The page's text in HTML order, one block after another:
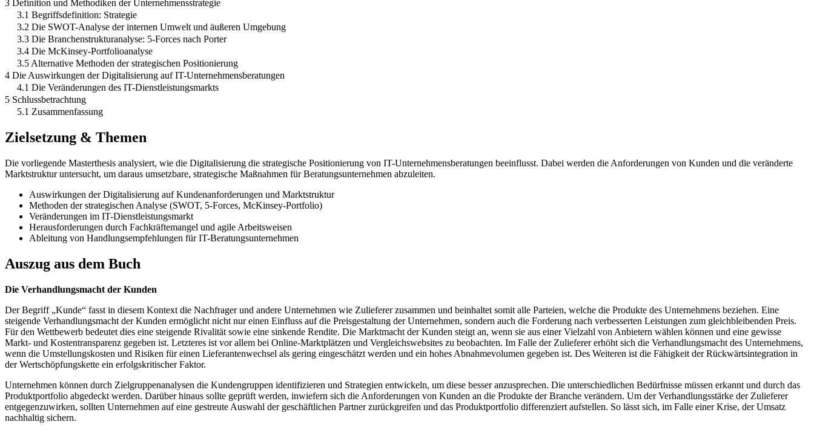
3 Definition und Methodiken der Unternehmensstrategie
3.1 Begriffsdefinition: Strategie
3.2 Die SWOT-Analyse der internen Umwelt und äußeren Umgebung
3.3 Die Branchenstrukturanalyse: 5-Forces nach Porter
3.4 Die McKinsey-Portfolioanalyse
3.5 Alternative Methoden der strategischen Positionierung
4 Die Auswirkungen der Digitalisierung auf IT-Unternehmensberatungen
4.1 Die Veränderungen des IT-Dienstleistungsmarkts
5 Schlussbetrachtung
5.1 Zusammenfassung
Zielsetzung & Themen
Die vorliegende Masterthesis analysiert, wie die Digitalisierung die strategische Positionierung von IT-Unternehmensberatungen beeinflusst. Dabei werden die Anforderungen von Kunden und die veränderte
Marktstruktur untersucht, um daraus umsetzbare, strategische Maßnahmen für Beratungsunternehmen abzuleiten.
Auswirkungen der Digitalisierung auf Kundenanforderungen und Marktstruktur
Methoden der strategischen Analyse (SWOT, 5-Forces, McKinsey-Portfolio)
Veränderungen im IT-Dienstleistungsmarkt
Herausforderungen durch Fachkräftemangel und agile Arbeitsweisen
Ableitung von Handlungsempfehlungen für IT-Beratungsunternehmen
Auszug aus dem Buch
Die Verhandlungsmacht der Kunden
Der Begriff „Kunde“ fasst in diesem Kontext die Nachfrager und andere Unternehmen wie Zulieferer zusammen und beinhaltet somit alle Parteien, welche die Produkte des Unternehmens beziehen. Eine
steigende Verhandlungsmacht der Kunden ermöglicht nicht nur einen Einfluss auf die Preisgestaltung der Unternehmen, sondern auch die Forderung nach verbesserten Leistungen zum gleichbleibenden Preis.
Für den Wettbewerb bedeutet dies eine steigende Rivalität sowie eine sinkende Rendite. Die Marktmacht der Kunden steigt an, wenn sie aus einer Vielzahl von Anbietern wählen können und eine gewisse
Markt- und Kostentransparenz gegeben ist. Letzteres ist vor allem bei Online-Marktplätzen und Vergleichswebsites zu beobachten. Im Falle der Zulieferer erhöht sich die Verhandlungsmacht des Unternehmens,
wenn die Umstellungskosten und Risiken für einen Lieferantenwechsel als gering eingeschätzt werden und ein hohes Abnahmevolumen gegeben ist. Des Weiteren ist die Fähigkeit der Rückwärtsintegration in
der Wertschöpfungskette ein erfolgskritischer Faktor.
Unternehmen können durch Zielgruppenanalysen die Kundengruppen identifizieren und Strategien entwickeln, um diese besser anzusprechen. Die unterschiedlichen Bedürfnisse müssen erkannt und durch das
Produktportfolio abgedeckt werden. Darüber hinaus sollte geprüft werden, inwiefern sich die Anforderungen von Kunden an die Produkte der Branche verändern. Um der Verhandlungsstärke der Zulieferer
entgegenzuwirken, sollten Unternehmen auf eine gestreute Auswahl der geschäftlichen Partner zurückgreifen und das Produktportfolio differenziert aufstellen. So lässt sich, im Falle einer Krise, der Umsatz
nachhaltig sichern.